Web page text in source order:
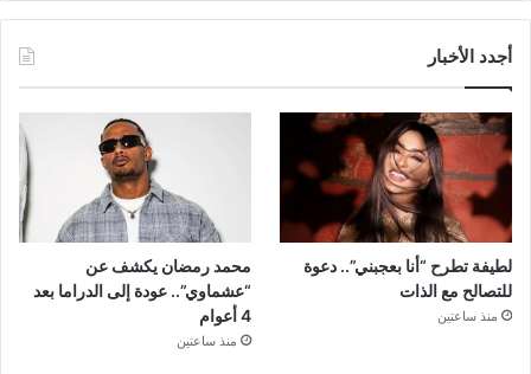
أجدد الأخبار
لطيفة تطرح “أنا بعجبني”.. دعوة
للتصالح مع الذات
منذ ساعتين
محمد رمضان يكشف عن
“عشماوي”.. عودة إلى الدراما بعد
4 أعوام
منذ ساعتين